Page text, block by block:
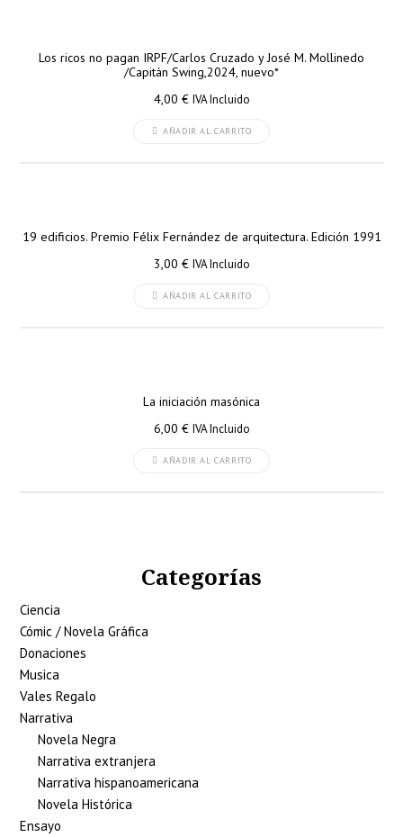
Los ricos no pagan IRPF/Carlos Cruzado y José M. Mollinedo
/Capitán Swing,2024, nuevo*
4,00 € IVA Incluido
AÑADIR AL CARRITO
19 edificios. Premio Félix Fernández de arquitectura. Edición 1991
3,00 € IVA Incluido
AÑADIR AL CARRITO
La iniciación masónica
6,00 € IVA Incluido
AÑADIR AL CARRITO
Categorías
Ciencia
Cómic / Novela Gráfica
Donaciones
Musica
Vales Regalo
Narrativa
Novela Negra
Narrativa extranjera
Narrativa hispanoamericana
Novela Histórica
Ensayo